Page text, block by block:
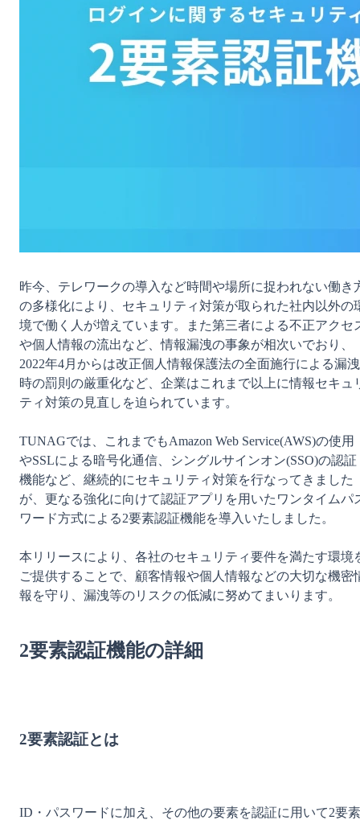
昨今、テレワークの導入など時間や場所に捉われない働き
の多様化により、セキュリティ対策が取られた社内以外の
境で働く人が増えています。また第三者による不正アクセ
や個人情報の流出など、情報漏洩の事象が相次いでおり、
2022年4月からは改正個人情報保護法の全面施行による漏洩
時の罰則の厳重化など、企業はこれまで以上に情報セキュ
ティ対策の見直しを迫られています。
TUNAGでは、これまでもAmazon Web Service(AWS)の使用
やSSLによる暗号化通信、シングルサインオン(SSO)の認証
機能など、継続的にセキュリティ対策を行なってきました
が、更なる強化に向けて認証アプリを用いたワンタイムパ
ワード方式による2要素認証機能を導入いたしました。
本リリースにより、各社のセキュリティ要件を満たす環境
ご提供することで、顧客情報や個人情報などの大切な機密
報を守り、漏洩等のリスクの低減に努めてまいります。
2要素認証機能の詳細
2要素認証とは
ID・パスワードに加え、その他の要素を認証に用いて2要素